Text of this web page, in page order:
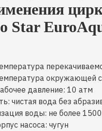
Star
окружающей
давление: 10 атм
чистая вода без
воды: не более
насоса: чугун